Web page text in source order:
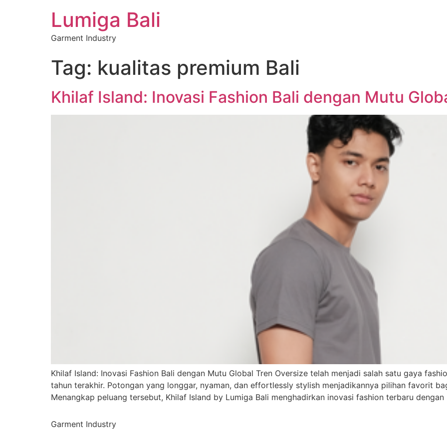
Lumiga Bali
Garment Industry
Tag: kualitas premium Bali
Khilaf Island: Inovasi Fashion Bali dengan Mutu
Khilaf Island: Inovasi Fashion Bali dengan Mutu Global Tren Oversize telah menjadi salah satu gaya
tahun terakhir. Potongan yang longgar, nyaman, dan effortlessly stylish menjadikannya pilihan favorit
Menangkap peluang tersebut, Khilaf Island by Lumiga Bali menghadirkan inovasi fashion terbaru
Garment Industry